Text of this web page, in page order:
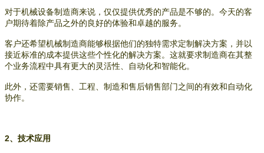
对于机械设备制造商来说，仅仅提供优秀的产品是不够的。今天的客
户期待着除产品之外的良好的体验和卓越的服务。
客户还希望机械制造商能够根据他们的独特需求定制解决方案，并以
接近标准的成本提供这些个性化的解决方案。这就要求制造商在其整
个业务流程中具有更大的灵活性、自动化和智能化。
此外，还需要销售、工程、制造和售后销售部门之间的有效和自动化
协作。
2、技术应用